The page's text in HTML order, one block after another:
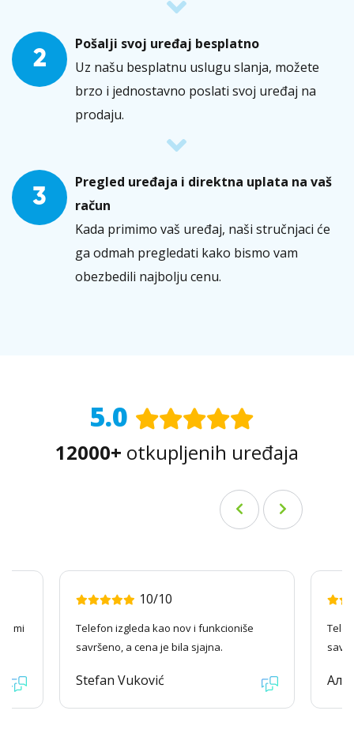
2
Pošalji svoj uređaj besplatno
Uz našu besplatnu uslugu slanja, možete
brzo i jednostavno poslati svoj uređaj na
prodaju.
3
Pregled uređaja i direktna uplata na vaš
račun
Kada primimo vaš uređaj, naši stručnjaci će
ga odmah pregledati kako bismo vam
obezbedili najbolju cenu.
5.0
12000+ otkupljenih uređaja
mi
10/10
Telefon izgleda kao nov i funkcioniše
savršeno, a cena je bila sjajna.
Stefan Vuković